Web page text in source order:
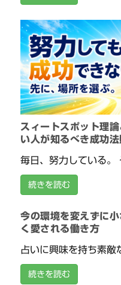
スィートスポット理
い人が知るべき成功法
毎日、努力している。
続きを読む
今の環境を変えずに
く愛される働き方
占いに興味を持ち素敵
続きを読む